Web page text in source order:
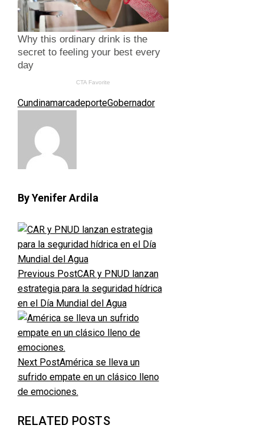
CundinamarcadeporteGobernador
By Yenifer Ardila
Previous PostCAR y PNUD lanzan
estrategia para la seguridad hídrica
en el Día Mundial del Agua
Next PostAmérica se lleva un
sufrido empate en un clásico lleno
de emociones.
RELATED POSTS